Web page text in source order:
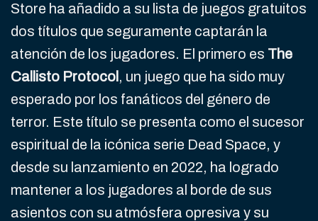
Store ha añadido a su lista de juegos gratuitos
dos títulos que seguramente captarán la
atención de los jugadores. El primero es The
Callisto Protocol , un juego que ha sido muy
esperado por los fanáticos del género de
terror. Este título se presenta como el sucesor
espiritual de la icónica serie Dead Space, y
desde su lanzamiento en 2022, ha logrado
mantener a los jugadores al borde de sus
asientos con su atmósfera opresiva y su